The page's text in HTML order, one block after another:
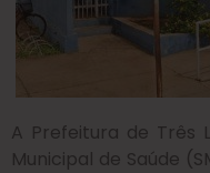
A Prefeitura de Três
Municipal de Saúde